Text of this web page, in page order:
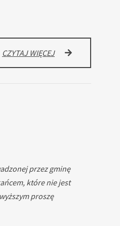
CZYTAJ WIĘCEJŚWIĘTO
przez gminę
które nie jest
proszę